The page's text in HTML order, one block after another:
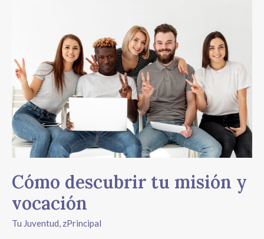
Cómo descubrir tu misión y
vocación
Tu Juventud zPrincipal
y
vocación